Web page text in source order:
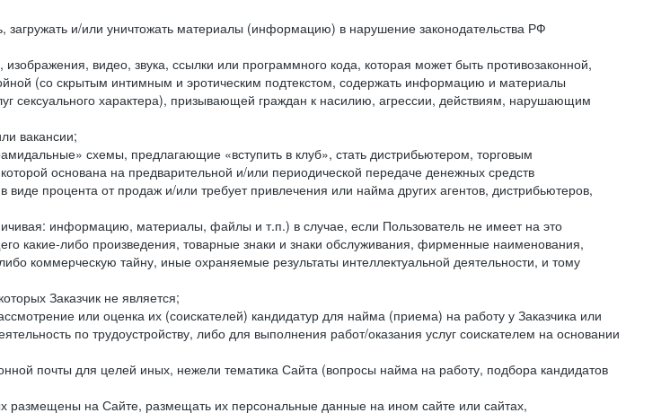
и/или уничтожать материалы (информацию) в нарушение законодательства РФ
видео, звука, ссылки или программного кода, которая может быть противозаконной,
(со скрытым интимным и эротическим подтекстом, содержать информацию и материалы
сексуального характера), призывающей граждан к насилию, агрессии, действиям, нарушающим
вакансии;
схемы, предлагающие «вступить в клуб», стать дистрибьютером, торговым
основана на предварительной и/или периодической передаче денежных средств
процента от продаж и/или требует привлечения или найма других агентов, дистрибьютеров,
информацию, материалы, файлы и т.п.) в случае, если Пользователь не имеет на это
какие-либо произведения, товарные знаки и знаки обслуживания, фирменные наименования,
тайну, иные охраняемые результаты интеллектуальной деятельности, и тому
Заказчик не является;
или оценка их (соискателей) кандидатур для найма (приема) на работу у Заказчика или
по трудоустройству, либо для выполнения работ/оказания услуг соискателем на основании
почты для целей иных, нежели тематика Сайта (вопросы найма на работу, подбора кандидатов
на Сайте, размещать их персональные данные на ином сайте или сайтах,